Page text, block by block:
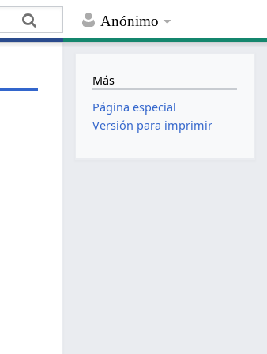
Anónimo
Más
Página especial
Versión para imprimir